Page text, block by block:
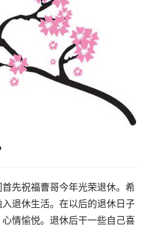
先祝福曹哥今年光荣退休。希
退休生活。在以后的退休日子
情愉悦。退休后干一些自己喜